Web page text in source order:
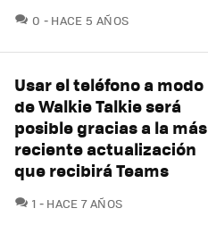
0 COMENTARIOS
HACE 5 AÑOS
Usar el teléfono a modo
de Walkie Talkie será
posible gracias a la más
reciente actualización
que recibirá Teams
1 COMENTARIOS
HACE 7 AÑOS